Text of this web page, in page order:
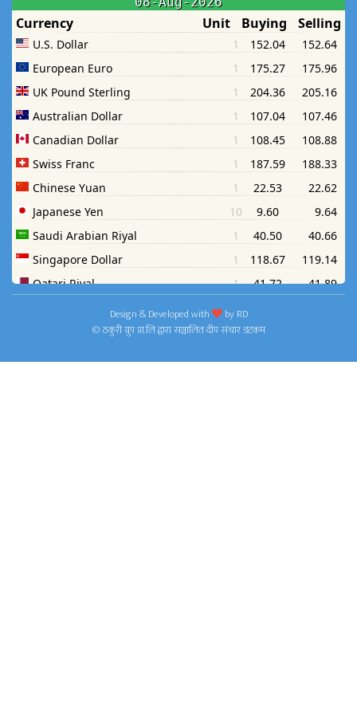
Design & Developed with byRD
© ठकुरी ग्रुप प्रा.लि द्वारा सञ्चालित दीप संचार डटकम